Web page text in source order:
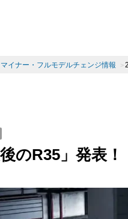
マイナー・フルモデルチェンジ情報
のR35」発表